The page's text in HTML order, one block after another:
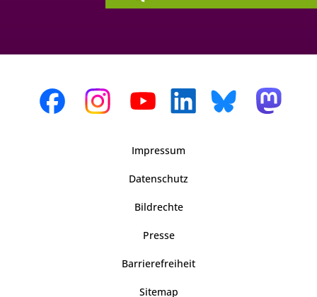
Impressum
Datenschutz
Bildrechte
Presse
Barrierefreiheit
Sitemap